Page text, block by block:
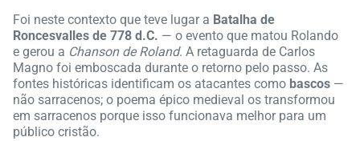
Foi neste contexto que teve lugar a Batalha de
Roncesvalles de 778 d.C. — o evento que matou Rolando
e gerou a Chanson de Roland. A retaguarda de Carlos
Magno foi emboscada durante o retorno pelo passo. As
fontes históricas identificam os atacantes como bascos —
não sarracenos; o poema épico medieval os transformou
em sarracenos porque isso funcionava melhor para um
público cristão.